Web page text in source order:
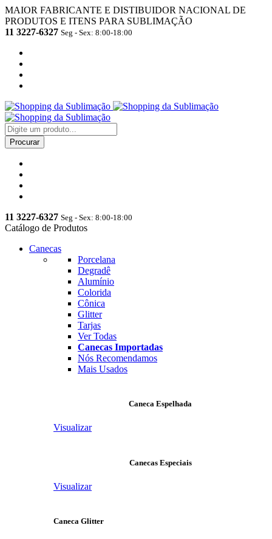
MAIOR FABRICANTE E DISTIBUIDOR NACIONAL DE
PRODUTOS E ITENS PARA SUBLIMAÇÃO
11 3227-6327 Seg - Sex: 8:00-18:00
11 3227-6327 Seg - Sex: 8:00-18:00
Catálogo de Produtos
Canecas
Porcelana
Degradê
Alumínio
Colorida
Cônica
Glitter
Tarjas
Ver Todas
Canecas Importadas
Nós Recomendamos
Mais Usados
Caneca Espelhada
Visualizar
Canecas Especiais
Visualizar
Caneca Glitter